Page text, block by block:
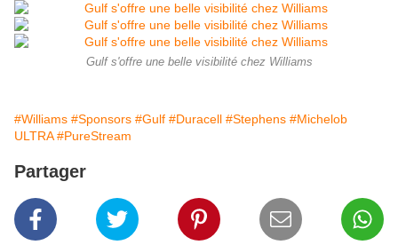
Gulf s'offre une belle visibilité chez Williams
#Williams #Sponsors #Gulf #Duracell #Stephens #Michelob
ULTRA #PureStream
Partager